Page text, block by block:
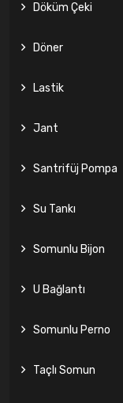
Döküm Çeki
Döner
Lastik
Jant
Santrifüj Pompa
Su Tankı
Somunlu Bijon
U Bağlantı
Somunlu Perno
Taçlı Somun